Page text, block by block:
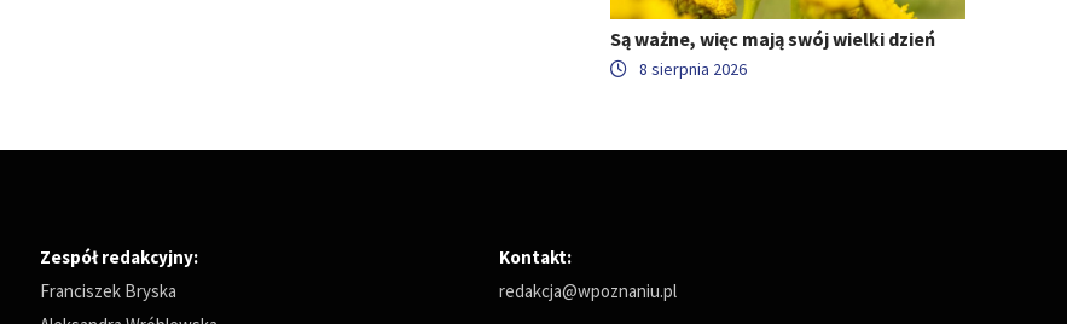
Są ważne, więc mają swój wielki dzień
8 sierpnia 2026
Zespół redakcyjny:
Franciszek Bryska
Kontakt:
redakcja@wpoznaniu.pl